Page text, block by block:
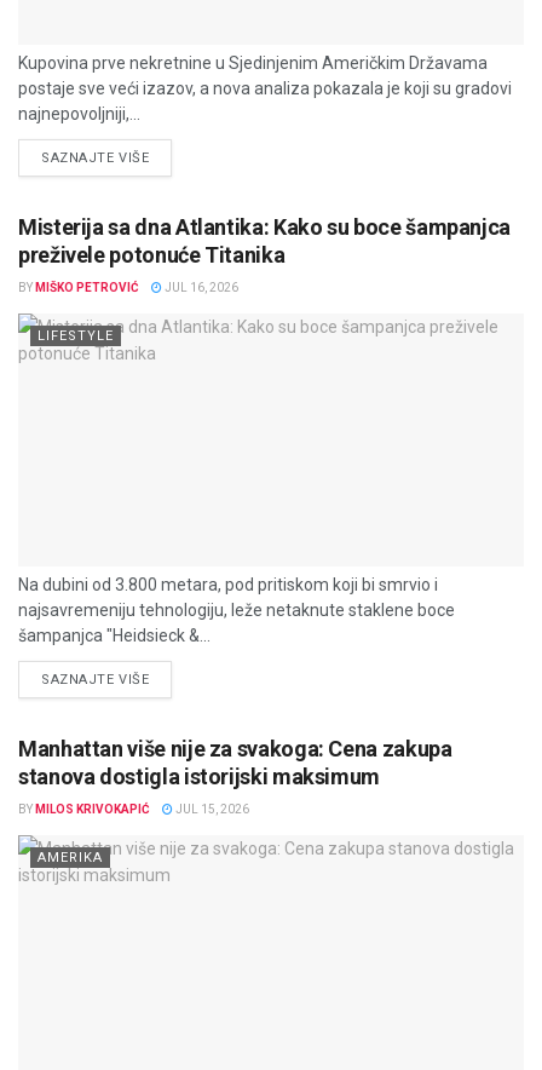
Kupovina prve nekretnine u Sjedinjenim Američkim Državama
postaje sve veći izazov, a nova analiza pokazala je koji su gradovi
najnepovoljniji,...
SAZNAJTE VIŠEDETAILS
Misterija sa dna Atlantika: Kako su boce šampanjca
preživele potonuće Titanika
BY MIŠKO PETROVIĆ JUL 16, 2026
LIFESTYLE
Na dubini od 3.800 metara, pod pritiskom koji bi smrvio i
najsavremeniju tehnologiju, leže netaknute staklene boce
šampanjca "Heidsieck &...
SAZNAJTE VIŠEDETAILS
Manhattan više nije za svakoga: Cena zakupa
stanova dostigla istorijski maksimum
BY MILOS KRIVOKAPIĆ JUL 15, 2026
AMERIKA